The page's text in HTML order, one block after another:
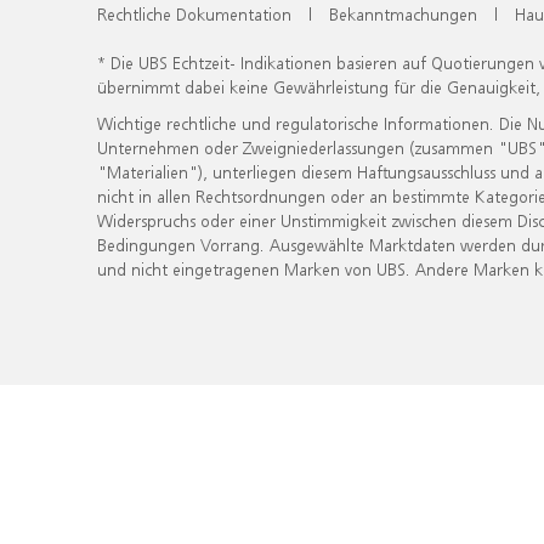
Rechtliche Dokumentation | Bekanntmachungen |
* Die UBS Echtzeit- Indikationen basieren auf
übernimmt dabei keine Gewährleistung für die
Wichtige rechtliche und regulatorische Informationen. Die
Unternehmen oder Zweigniederlassungen (zusammen
"Materialien"), unterliegen diesem Haftungsausschluss
nicht in allen Rechtsordnungen oder an bestimmte
Widerspruchs oder einer Unstimmigkeit zwischen diesem
Bedingungen Vorrang. Ausgewählte Marktdaten werden
und nicht eingetragenen Marken von UBS. Andere Marken